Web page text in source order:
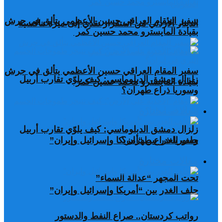
سفير المقام العراقي حسين الأعظمي يتألق في جرش
بقيادة المايسترو محمد حسين كمر
زلزال دمشق الدبلوماسي: كيف يلوّي تقارب أربيل
وسوريا ذراع طهران؟
حلف الغدر بين “أمريكا وإسرائيل وإيران”
تحت المجهر “عدالة السماء”
رواتب كردستان.. صراع النفط والدستور
الدينار الأردني من استقرار نقدي إلى ميزة تنافسية
سفير المقام العراقي حسين الأعظمي يتألق في جرش
بقيادة المايسترو محمد حسين كمر
زلزال دمشق الدبلوماسي: كيف يلوّي تقارب أربيل
وسوريا ذراع طهران؟
حلف الغدر بين “أمريكا وإسرائيل وإيران”